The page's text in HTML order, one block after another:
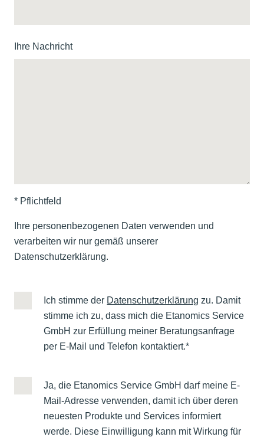
Ihre Nachricht
* Pflichtfeld
Ihre personenbezogenen Daten verwenden und
verarbeiten wir nur gemäß unserer
Datenschutzerklärung.
Ich stimme der Datenschutzerklärung zu. Damit
stimme ich zu, dass mich die Etanomics Service
GmbH zur Erfüllung meiner Beratungsanfrage
per E-Mail und Telefon kontaktiert.*
Ja, die Etanomics Service GmbH darf meine E-
Mail-Adresse verwenden, damit ich über deren
neuesten Produkte und Services informiert
werde. Diese Einwilligung kann mit Wirkung für